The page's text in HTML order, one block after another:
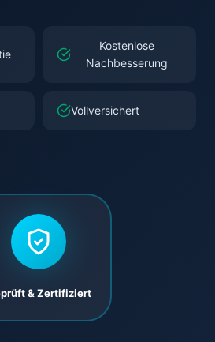
Kostenlose
Nachbesserung
Vollversichert
& Zertifiziert